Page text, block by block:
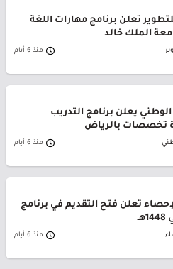
تعلن برنامج مهارات اللغة
الملك خالد
منذ 6 أيام
يعلن برنامج التدريب
تخصصات بالرياض
منذ 6 أيام
تعلن فتح التقديم في برنامج
منذ 6 أيام